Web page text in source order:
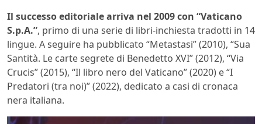
Il successo editoriale arriva nel 2009 con “Vaticano
S.p.A.”, primo di una serie di libri-inchiesta tradotti in 14
lingue. A seguire ha pubblicato “Metastasi” (2010), “Sua
Santità. Le carte segrete di Benedetto XVI” (2012), “Via
Crucis” (2015), “Il libro nero del Vaticano” (2020) e “I
Predatori (tra noi)” (2022), dedicato a casi di cronaca
nera italiana.